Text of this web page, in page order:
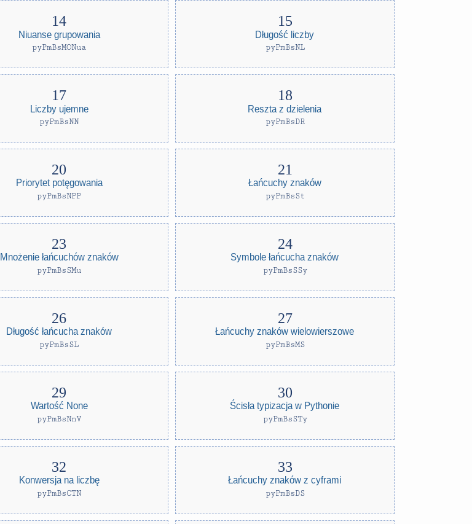
Niuanse grupowania
pyPmBsMONua
Długość liczby
pyPmBsNL
Liczby ujemne
pyPmBsNN
Reszta z dzielenia
pyPmBsDR
Priorytet potęgowania
pyPmBsNPP
Łańcuchy znaków
pyPmBsSt
Mnożenie łańcuchów znaków
pyPmBsSMu
Symbole łańcucha znaków
pyPmBsSSy
Długość łańcucha znaków
pyPmBsSL
Łańcuchy znaków wielowierszowe
pyPmBsMS
Wartość None
pyPmBsNnV
Ścisła typizacja w Pythonie
pyPmBsSTy
Konwersja na liczbę
pyPmBsCTN
Łańcuchy znaków z cyframi
pyPmBsDS